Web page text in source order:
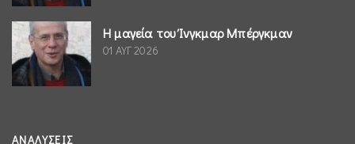
Η μαγεία του Ίνγκμαρ Μπέργκμαν
01 ΑΥΓ 2026
ΑΝΑΛΎΣΕΙΣ